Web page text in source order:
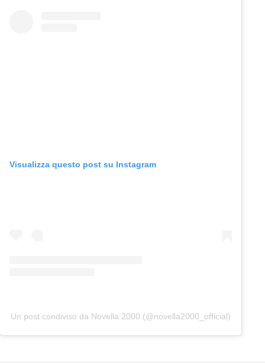
Visualizza questo post su Instagram
Un post condiviso da Novella 2000 (@novella2000_official)